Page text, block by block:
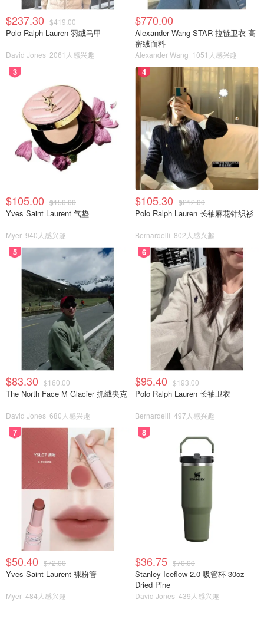
生。
你可以体验到浓郁的阿拉伯风情，也有基督徒的人文特色，
历史的风尘早已被海纳百川的古老城镇掩盖，留下的是闪着
金光的荣耀。就像雨果曾说的：
“没有一个城市，像格拉纳
达那样，带着优雅和微笑，带着闪烁的东方魅力，在明净的
苍穹下铺展。”
$237.30 $419.00
Polo Ralph Lauren 羽绒马甲
David Jones 2061人感兴趣
$770.00
Alexander Wang STAR 拉链卫衣 高
密绒面料
Alexander Wang 1051人感兴趣
3
$105.00 $150.00
Yves Saint Laurent 气垫
Myer 940人感兴趣
4
$105.30 $212.00
Polo Ralph Lauren 长袖麻花针织衫
Bernardelli 802人感兴趣
5
$83.30 $160.00
The North Face M Glacier 抓绒夹克
David Jones 680人感兴趣
6
$95.40 $193.00
Polo Ralph Lauren 长袖卫衣
Bernardelli 497人感兴趣
7
$50.40 $72.00
Yves Saint Laurent 裸粉管
Myer 484人感兴趣
8
$36.75 $70.00
Stanley Iceflow 2.0 吸管杯 30oz
Dried Pine
David Jones 439人感兴趣